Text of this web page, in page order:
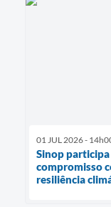
01 JUL 2026 -
Sinop
compromisso
resiliência